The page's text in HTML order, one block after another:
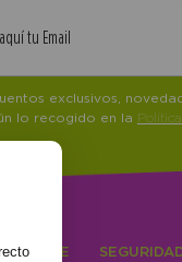
exclusivos,
lo recogido en la
CLIENTE